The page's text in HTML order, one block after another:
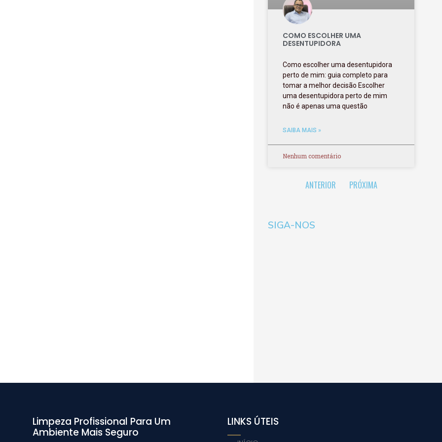
COMO ESCOLHER UMA
DESENTUPIDORA
Como escolher uma desentupidora
perto de mim: guia completo para
tomar a melhor decisão Escolher
uma desentupidora perto de mim
não é apenas uma questão
SAIBA MAIS »
Nenhum comentário
ANTERIOR PRÓXIMA
SIGA-NOS
Limpeza Profissional Para Um
Ambiente Mais Seguro
LINKS ÚTEIS